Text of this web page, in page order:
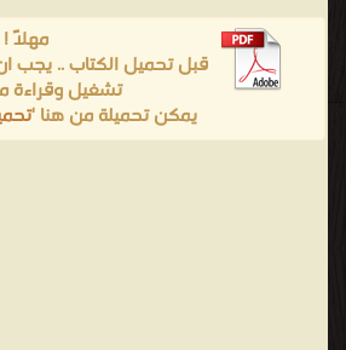
مهلاً !
قبل تحميل الكتاب .. يجب
تشغيل وقراءة
يمكن تحميلة من هنا '